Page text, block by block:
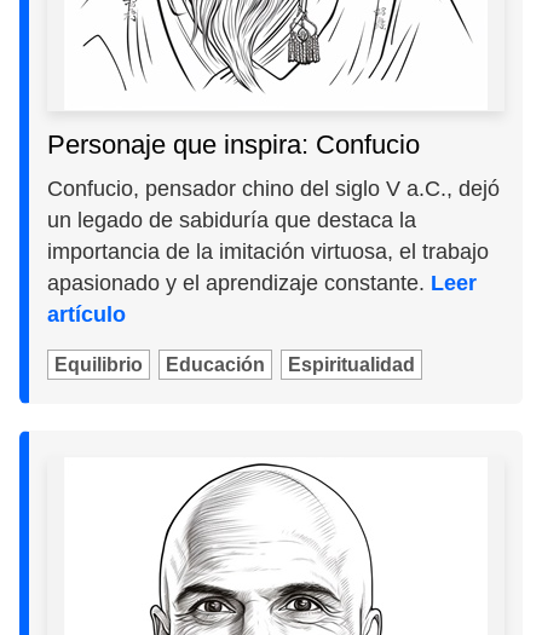
Personaje que inspira: Confucio
Confucio, pensador chino del siglo V a.C., dejó
un legado de sabiduría que destaca la
importancia de la imitación virtuosa, el trabajo
apasionado y el aprendizaje constante. Leer
artículo
Equilibrio Educación Espiritualidad